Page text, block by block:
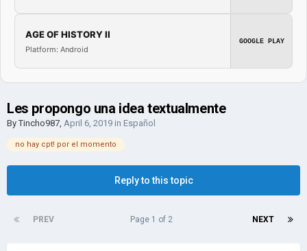
AGE OF HISTORY II
Platform: Android
GOOGLE PLAY
Les propongo una idea textualmente
ByTincho987, April 6, 2019 in Español
no hay cpt! por el momento
Reply to this topic
PREV NEXT
Page 1 of 2